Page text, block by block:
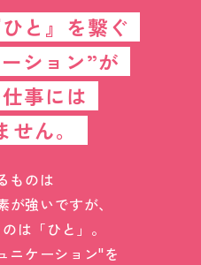
と』を繋ぐ
ション”が
事には
ん。
ものは
強いですが、
は「ひと」。
ニケーション"を